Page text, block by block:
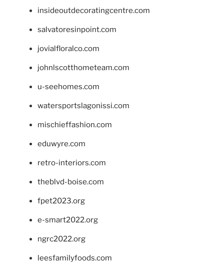
insideoutdecoratingcentre.com
salvatoresinpoint.com
jovialfloralco.com
johnlscotthometeam.com
u-seehomes.com
watersportslagonissi.com
mischieffashion.com
eduwyre.com
retro-interiors.com
theblvd-boise.com
fpet2023.org
e-smart2022.org
ngrc2022.org
leesfamilyfoods.com